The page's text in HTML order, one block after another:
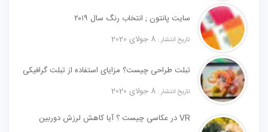
سایت پانتون ; انتخاب رنگ سال ۲۰۱۹
تاریخ انتشار : 8 جولای 2020
تبلت طراحی چیست؟ مزایای استفاده از تبلت گرافیکی
تاریخ انتشار : 8 جولای 2020
VR در عکاسی چیست ؟ آیا کاهش لرزش دوربین